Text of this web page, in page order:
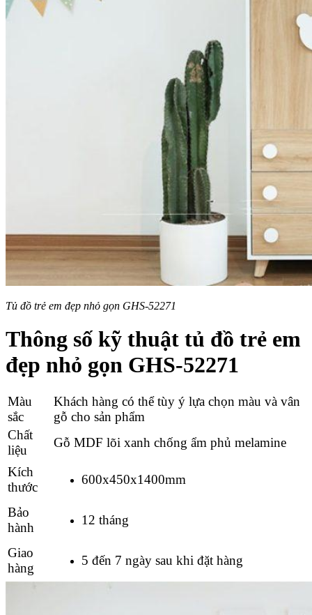
Tủ đồ trẻ em đẹp nhỏ gọn GHS-52271
Thông số kỹ thuật tủ đồ trẻ em
đẹp nhỏ gọn GHS-52271
Màu
sắc
Khách hàng có thể tùy ý lựa chọn màu và vân
gỗ cho sản phẩm
Chất
liệu
Gỗ MDF lõi xanh chống ẩm phủ melamine
Kích
thước
600x450x1400mm
Bảo
hành
12 tháng
Giao
hàng
5 đến 7 ngày sau khi đặt hàng